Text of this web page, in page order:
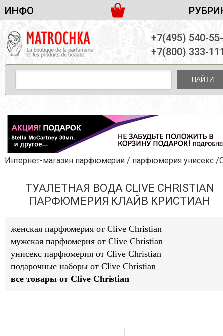
ИНФО
ДОСТАВКА И ОПЛАТА
ПАРТНЕРСТВО
КОНТАКТЫ
ЖЕНСКАЯ ПАРФЮМЕРИЯ
МУЖСКАЯ ПАРФЮМЕРИЯ
УНИСЕКС ПАРФЮМЕРИЯ
ЖЕНСКИЕ НАБОРЫ
МУЖСКИЕ НАБОРЫ
УНИСЕКС НАБОРЫ
УХОД ЗА ЛИЦОМ
УХОД ЗА ТЕЛОМ
ДЕКОРАТИВНАЯ КОСМЕТИКА
+7(495) 540-
+7(800) 333-
НАЙТИ
Интернет-магазин парфюмерии / парфюмерия унисекс /Clive
ТУАЛЕТНАЯ ВОДА CLIVE CHRISTIAN
ПАРФЮМЕРИЯ КЛАЙВ КРИСТИАН
женская парфюмерия от Clive Christian
мужская парфюмерия от Clive Christian
унисекс парфюмерия от Clive Christian
подарочные наборы от Clive Christian
все товары от Clive Christian